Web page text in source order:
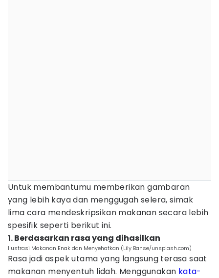
Untuk membantumu memberikan gambaran
yang lebih kaya dan menggugah selera, simak
lima cara mendeskripsikan makanan secara lebih
spesifik seperti berikut ini.
1. Berdasarkan rasa yang dihasilkan
Ilustrasi Makanan Enak dan Menyehatkan (Lily Banse/unsplash.com)
Rasa jadi aspek utama yang langsung terasa saat
makanan menyentuh lidah. Menggunakan kata-